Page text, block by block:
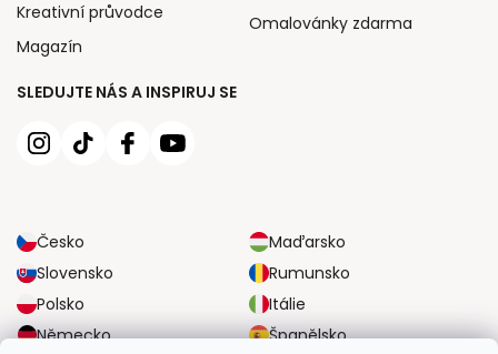
SLEDUJTE NÁS A INSPIRUJ SE
Česko
Maďarsko
Slovensko
Rumunsko
Polsko
Itálie
Německo
Španělsko
Kreativní průvodce
Magazín
Omalovánky zdarma